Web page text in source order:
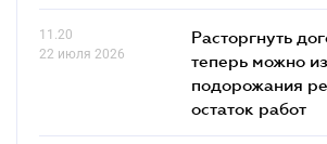
11.20
22 июля 2026
Расторгнуть
теперь можно
подорожания
остаток работ